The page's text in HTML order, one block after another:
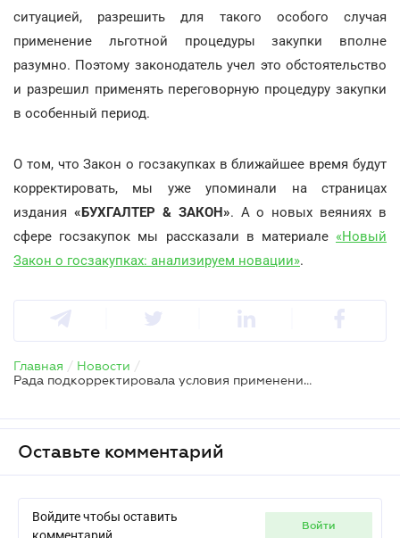
ситуацией, разрешить для такого особого случая
применение льготной процедуры закупки вполне
разумно. Поэтому законодатель учел это обстоятельство
и разрешил применять переговорную процедуру закупки
в особенный период.
О том, что Закон о госзакупках в ближайшее время будут
корректировать, мы уже упоминали на страницах
издания «БУХГАЛТЕР & ЗАКОН». А о новых веяниях в
сфере госзакупок мы рассказали в материале «Новый
Закон о госзакупках: анализируем новации».
Главная / Новости /
Рада подкорректировала условия применения переговорной процедуры закупки
Оставьте комментарий
Войдите чтобы оставить
комментарий
войти